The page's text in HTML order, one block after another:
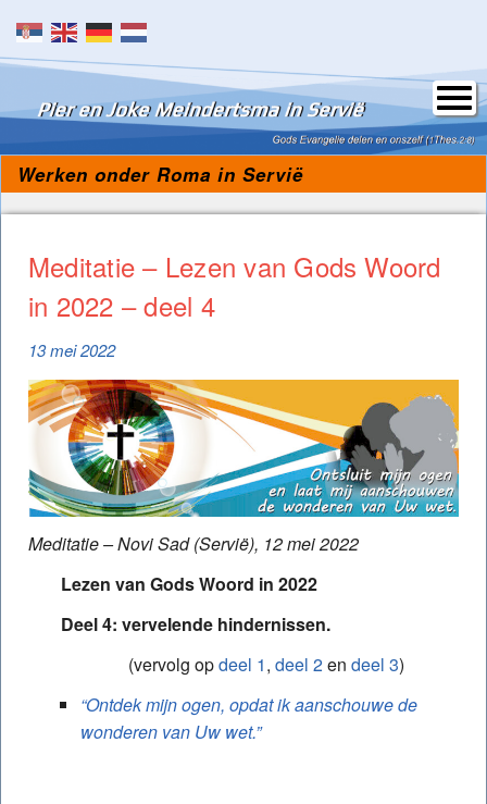
Skip to content
Meditatie – Lezen van Gods Woord
in 2022 – deel 4
13 mei 2022
Meditatie – Novi Sad (Servië), 12 mei 2022
Lezen van Gods Woord in 2022
Deel 4: vervelende hindernissen.
(vervolg opdeel 1, deel 2en deel 3)
“Ontdek mijn ogen, opdat ik aanschouwe de
wonderen van Uw wet.”
Werken onder Roma in Servië